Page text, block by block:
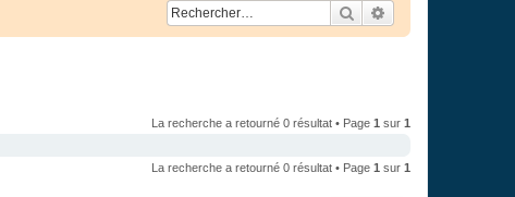
Rechercher
La recherche a retourné 0 résultat • Page 1 sur 1
La recherche a retourné 0 résultat • Page 1 sur 1